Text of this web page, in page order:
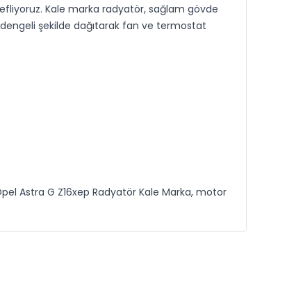
Kale marka radyatör, sağlam gövde
dengeli şekilde dağıtarak fan ve termostat
Astra G Z16xep Radyatör Kale Marka, motor